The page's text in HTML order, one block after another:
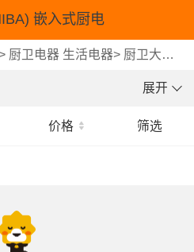
嵌入式厨电
厨卫电器 生活电器> 厨卫大家电
展开
价格 筛选